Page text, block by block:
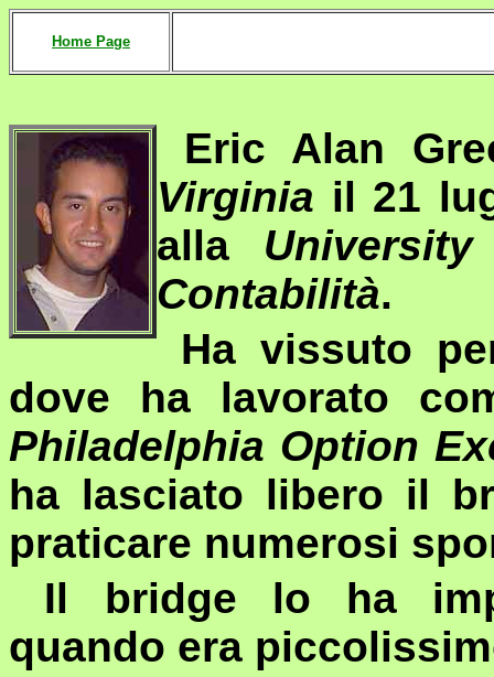
Home Page
Eric Alan
Virginia il 21
alla
Contabilità.
Ha vissuto
dove ha lavorato
Philadelphia Option
ha lasciato libero il
praticare numerosi
Il bridge lo ha
quando era